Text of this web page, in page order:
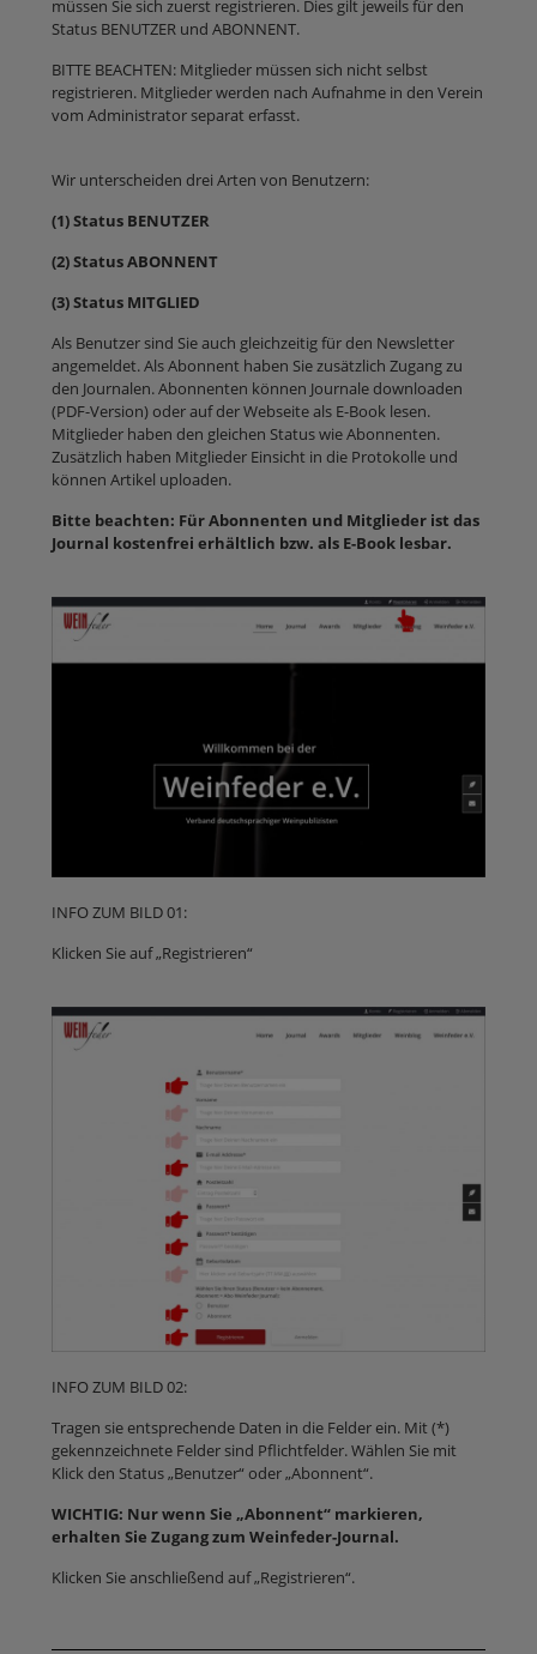
müssen Sie sich zuerst registrieren. Dies gilt jeweils für den
Status BENUTZER und ABONNENT.
BITTE BEACHTEN: Mitglieder müssen sich nicht selbst
registrieren. Mitglieder werden nach Aufnahme in den Verein
vom Administrator separat erfasst.
Wir unterscheiden drei Arten von Benutzern:
(1) Status BENUTZER
(2) Status ABONNENT
(3) Status MITGLIED
Als Benutzer sind Sie auch gleichzeitig für den Newsletter
angemeldet. Als Abonnent haben Sie zusätzlich Zugang zu
den Journalen. Abonnenten können Journale downloaden
(PDF-Version) oder auf der Webseite als E-Book lesen.
Mitglieder haben den gleichen Status wie Abonnenten.
Zusätzlich haben Mitglieder Einsicht in die Protokolle und
können Artikel uploaden.
Bitte beachten: Für Abonnenten und Mitglieder ist das
Journal kostenfrei erhältlich bzw. als E-Book lesbar.
INFO ZUM BILD 01:
Klicken Sie auf „Registrieren“
INFO ZUM BILD 02:
Tragen sie entsprechende Daten in die Felder ein. Mit (*)
gekennzeichnete Felder sind Pflichtfelder. Wählen Sie mit
Klick den Status „Benutzer“ oder „Abonnent“.
WICHTIG: Nur wenn Sie „Abonnent“ markieren,
erhalten Sie Zugang zum Weinfeder-Journal.
Klicken Sie anschließend auf „Registrieren“.